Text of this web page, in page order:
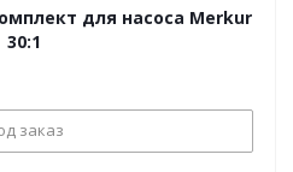
для насоса Merkur
30:1
заказ